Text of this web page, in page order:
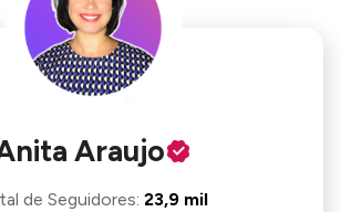
Araujo
de Seguidores: 23,9 mil